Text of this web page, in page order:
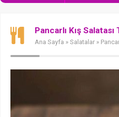
Pancarlı Kış Salatası
Ana Sayfa » Salatalar »